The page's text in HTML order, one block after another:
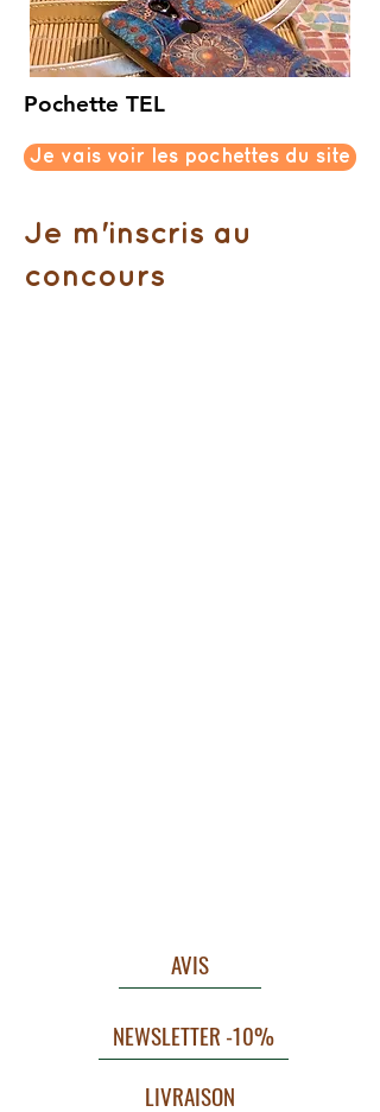
Pochette TEL
Je vais voir les pochettes du site
Je m'inscris au
concours
AVIS
NEWSLETTER -10%
LIVRAISON